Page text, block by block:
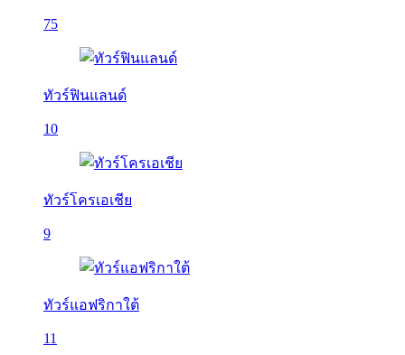
75
ทัวร์ฟินแลนด์
10
ทัวร์โครเอเชีย
9
ทัวร์แอฟริกาใต้
11